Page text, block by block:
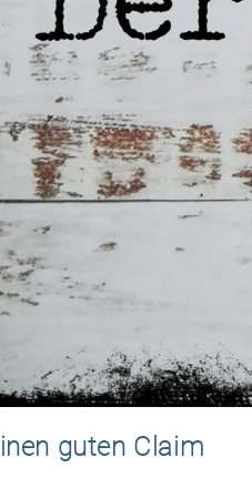
guten Claim